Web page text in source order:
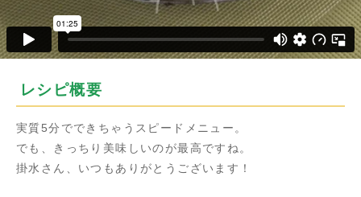
レシピ概要
実質5分でできちゃうスピードメニュー。
でも、きっちり美味しいのが最高ですね。
掛水さん、いつもありがとうございます！